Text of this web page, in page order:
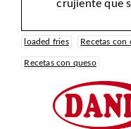
crujiente que
loaded fries Recetas con
Recetas con queso